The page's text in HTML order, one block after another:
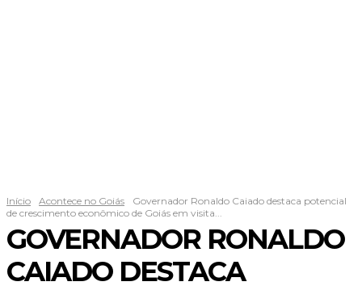
Início Acontece no Goiás
Governador Ronaldo Caiado destaca potencial
de crescimento econômico de Goiás em visita...
GOVERNADOR RONALDO
CAIADO DESTACA